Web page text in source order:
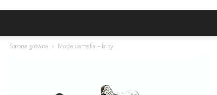
Strona główna Moda damska – buty